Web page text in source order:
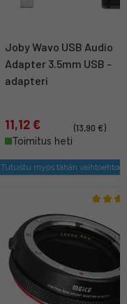
Joby Wavo USB Audio
Adapter 3.5mm USB -
adapteri
11,12 €
(13,90 €)
Toimitus heti
Tutustu myös tähän